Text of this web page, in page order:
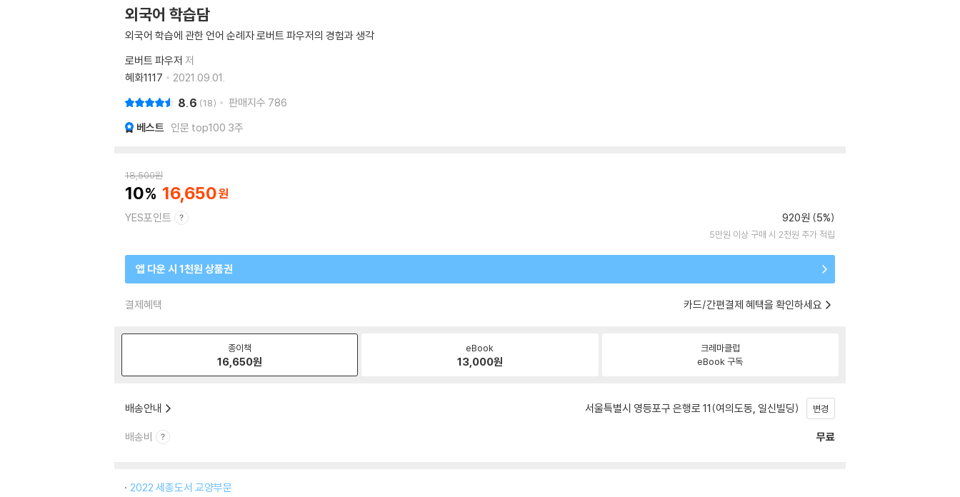
외국어 학습담
외국어 학습에 관한 언어 순례자 로버트 파우저의 경험과 생각
로버트 파우저 저
혜화1117
2021.09.01.
8.6 18 판매지수 786
베스트 인문 top100 3주
18,500원
10 16,650
YES포인트 920원 (5%)
5만원 이상 구매 시 2천원 추가 적립
앱 다운 시 1천원 상품권
결제혜택 카드/간편결제 혜택을 확인하세요
종이책
16,650원
eBook
13,000원
크레마클럽
eBook 구독
배송안내 서울특별시 영등포구 은행로 11(여의도동, 일신빌딩) 변경
배송비 무료
2022 세종도서 교양부문